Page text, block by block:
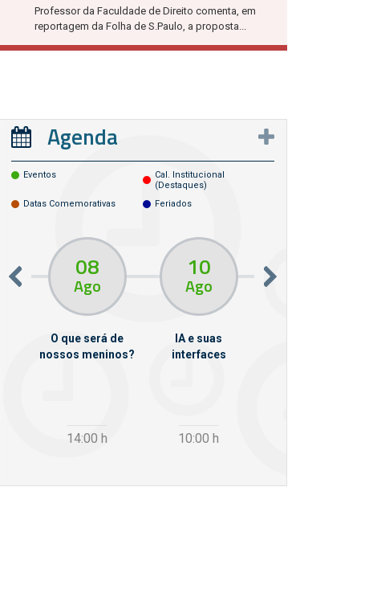
Professor da Faculdade de Direito comenta, em
reportagem da Folha de S.Paulo, a proposta...
Agenda
Eventos
Cal. Institucional
(destaques)
Datas Comemorativas
Feriados
08
Ago
O que será de
nossos meninos?
14:00 h
10
Ago
IA e suas
interfaces
10:00 h